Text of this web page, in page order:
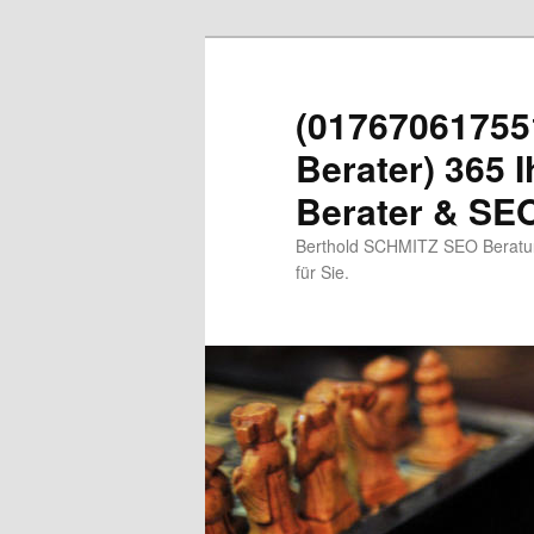
Berater) 365
Berater &
Berthold SCHMITZ SEO
für Sie.